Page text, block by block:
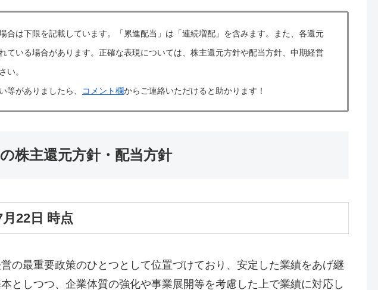
合は下限を記載しています。「累進配当」は「連続増配」を含みます。また、各還元
ている場合があります。正確な表現については、株主還元方針や配当方針、中期経営
い。
等がありましたら、
コメント欄からご連絡いただけると助かります！
株主還元方針・配当方針
月22日 時点
の最重要政策のひとつとして位置づけており、安定した業績をあげ継
としつつ、企業体質の強化や事業展開等を考慮した上で業績に対応し